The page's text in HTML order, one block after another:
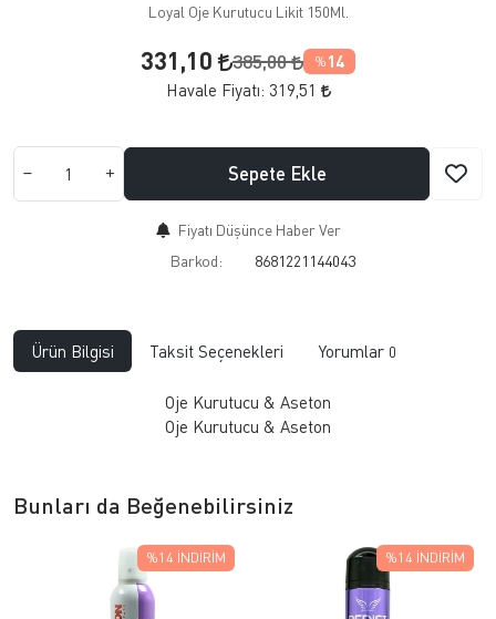
Loyal Oje Kurutucu Likit 150Ml.
331,10 385,00 % 14
Havale Fiyatı: 319,51
Sepete Ekle
Fiyatı Düşünce Haber Ver
Barkod:
8681221144043
Ürün Bilgisi Taksit Seçenekleri Yorumlar 0
Oje Kurutucu & Aseton
Oje Kurutucu & Aseton
Bunları da Beğenebilirsiniz
%14 İNDIRIM %14 İNDIRIM